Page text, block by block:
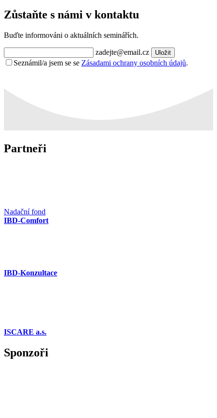
Zůstaňte s námi v kontaktu
Buďte informováni o aktuálních seminářích.
zadejte@email.cz Uložit
Seznámil/a jsem se se Zásadami ochrany osobních údajů.
Partneři
Nadační fond
IBD-Comfort
IBD-Konzultace
ISCARE a.s.
Sponzoři